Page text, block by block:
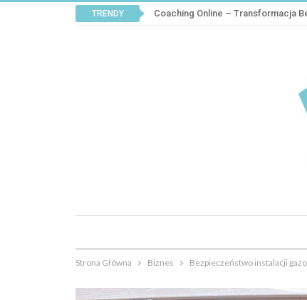
TRENDY Coaching Online – Transformacja
Strona Główna Biznes Bezpieczeństwo instalacji